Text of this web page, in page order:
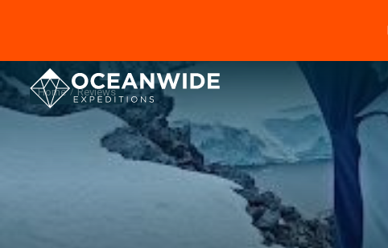
Home Reviews